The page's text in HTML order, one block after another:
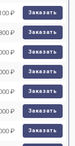
₽ Заказать
₽ Заказать
₽ Заказать
₽ Заказать
₽ Заказать
₽ Заказать
₽ Заказать